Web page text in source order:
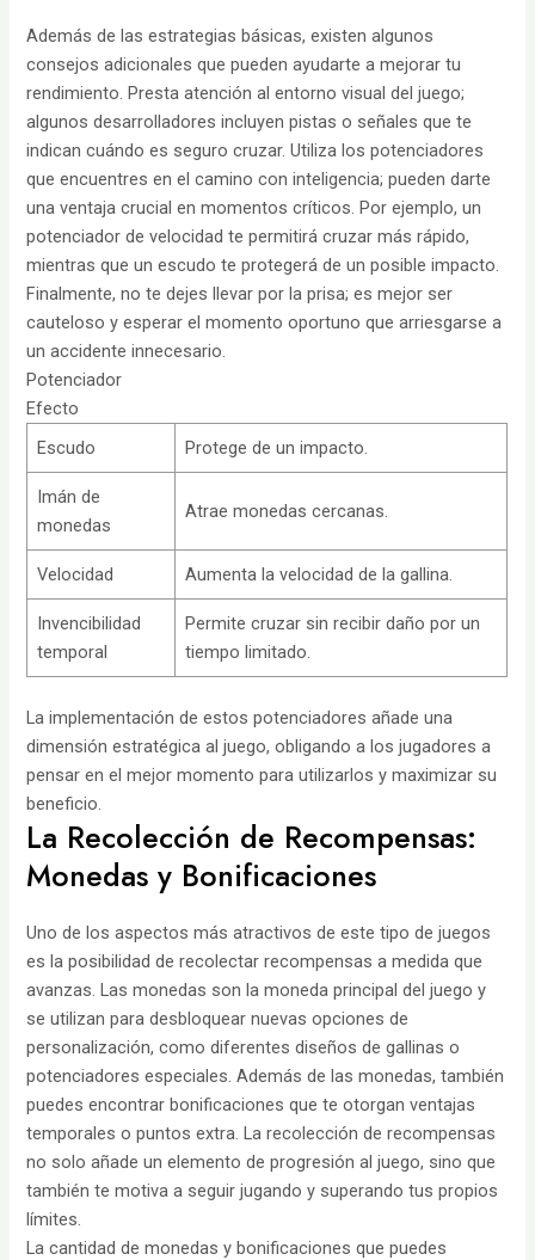
Además de las estrategias básicas, existen algunos
consejos adicionales que pueden ayudarte a mejorar tu
rendimiento. Presta atención al entorno visual del juego;
algunos desarrolladores incluyen pistas o señales que te
indican cuándo es seguro cruzar. Utiliza los potenciadores
que encuentres en el camino con inteligencia; pueden darte
una ventaja crucial en momentos críticos. Por ejemplo, un
potenciador de velocidad te permitirá cruzar más rápido,
mientras que un escudo te protegerá de un posible impacto.
Finalmente, no te dejes llevar por la prisa; es mejor ser
cauteloso y esperar el momento oportuno que arriesgarse a
un accidente innecesario.
Potenciador
Efecto
Escudo
Protege de un impacto.
Imán de
monedas
Atrae monedas cercanas.
Velocidad Aumenta la velocidad de la gallina.
Invencibilidad
temporal
Permite cruzar sin recibir daño por un
tiempo limitado.
La implementación de estos potenciadores añade una
dimensión estratégica al juego, obligando a los jugadores a
pensar en el mejor momento para utilizarlos y maximizar su
beneficio.
La Recolección de Recompensas:
Monedas y Bonificaciones
Uno de los aspectos más atractivos de este tipo de juegos
es la posibilidad de recolectar recompensas a medida que
avanzas. Las monedas son la moneda principal del juego y
se utilizan para desbloquear nuevas opciones de
personalización, como diferentes diseños de gallinas o
potenciadores especiales. Además de las monedas, también
puedes encontrar bonificaciones que te otorgan ventajas
temporales o puntos extra. La recolección de recompensas
no solo añade un elemento de progresión al juego, sino que
también te motiva a seguir jugando y superando tus propios
límites.
La cantidad de monedas y bonificaciones que puedes